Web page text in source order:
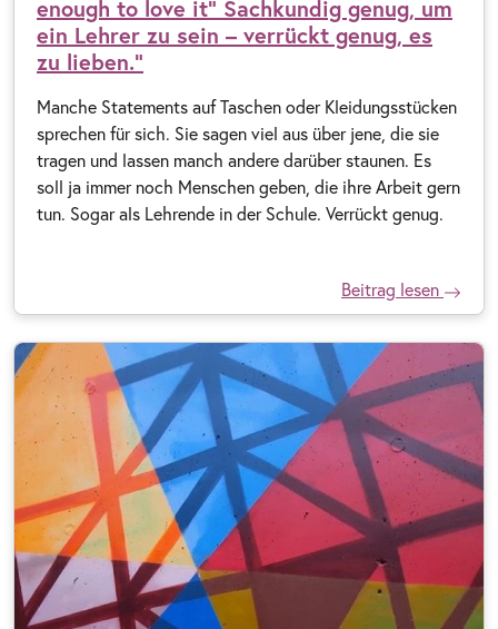
enough to love it” Sachkundig genug, um
ein Lehrer zu sein – verrückt genug, es
zu lieben.“
Manche Statements auf Taschen oder Kleidungsstücken
sprechen für sich. Sie sagen viel aus über jene, die sie
tragen und lassen manch andere darüber staunen. Es
soll ja immer noch Menschen geben, die ihre Arbeit gern
tun. Sogar als Lehrende in der Schule. Verrückt genug.
Beitrag lesen